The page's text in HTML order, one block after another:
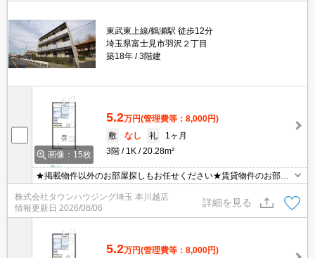
東武東上線/鶴瀬駅 徒歩12分
埼玉県富士見市羽沢２丁目
築18年
3階建
画像：15枚
5.2万円(管理費等：8,000円)
敷
なし 礼
1ヶ月
3階
1K 20.28m²
★掲載物件以外のお部屋探しもお任せください★賃貸物件のお部屋
探しはタウンハウジングへ★
株式会社タウンハウジング埼玉 本川越店
情報更新日 2026/08/06
詳細を見る
5.2万円(管理費等：8,000円)